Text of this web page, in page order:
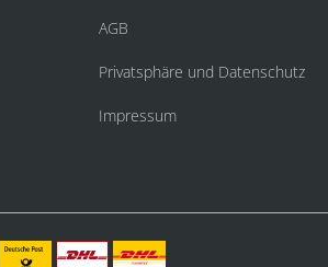
AGB
Privatsphäre und Datenschutz
Impressum